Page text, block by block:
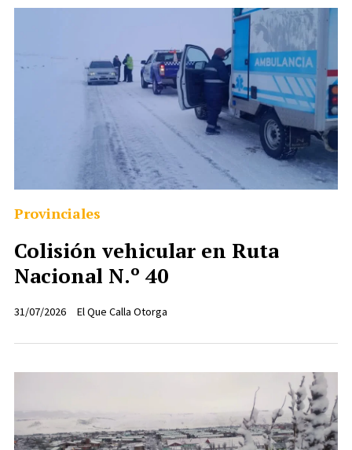
Colisión vehicular en Ruta
Nacional N.º 40
El Que Calla Otorga
Provinciales
31/07/2026